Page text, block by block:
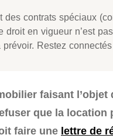
des contrats spéciaux
droit en vigueur n’est
Restez
faisant l’objet
que la location
faire une lettre de